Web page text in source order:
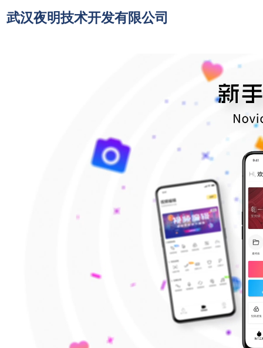
武汉夜明技术开发有限公司